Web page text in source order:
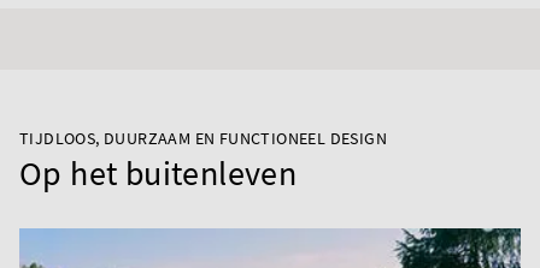
TIJDLOOS, DUURZAAM EN FUNCTIONEEL DESIGN
Op het buitenleven